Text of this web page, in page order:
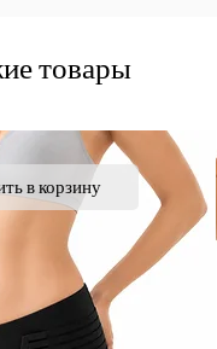
товары
в корзину